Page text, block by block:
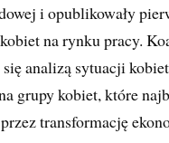
i opublikowały
na rynku pracy.
się analizą sytuacji
grupy kobiet, które
transformację